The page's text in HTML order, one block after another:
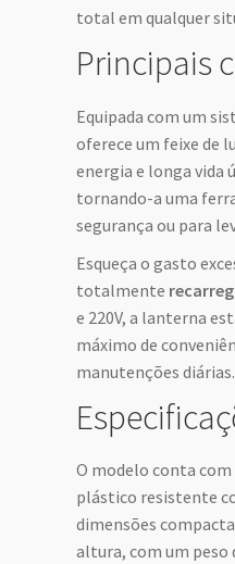
total em qualquer
Principais
Equipada com um
oferece um feixe de
energia e longa vida
tornando-a uma
segurança ou para
Esqueça o gasto
totalmente
e 220V, a lanterna
máximo de
manutenções diárias.
O modelo conta
plástico resistente
dimensões
altura, com um peso